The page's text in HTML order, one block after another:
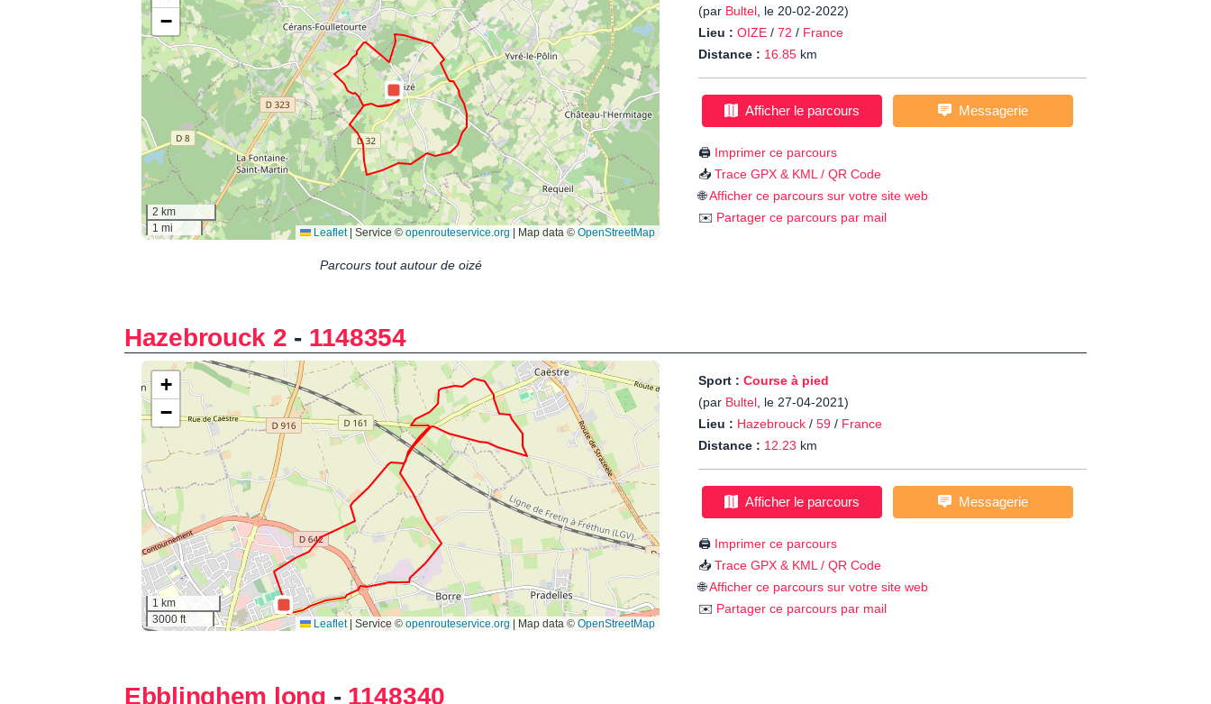
Parcours tout autour de oizé
(par Bultel, le 20-02-2022)
Lieu : OIZE / 72 / France
Distance : 16.85 km
Afficher le parcours Messagerie
🖨️ Imprimer ce parcours
📥 Trace GPX & KML / QR Code
🌐Afficher ce parcours sur votre site web
✉️ Partager ce parcours par mail
Hazebrouck 2 - 1148354
Sport : Course à pied
(par Bultel, le 27-04-2021)
Lieu : Hazebrouck / 59 / France
Distance : 12.23 km
Afficher le parcours Messagerie
🖨️ Imprimer ce parcours
📥 Trace GPX & KML / QR Code
🌐Afficher ce parcours sur votre site web
✉️ Partager ce parcours par mail
Ebblinghem long - 1148340